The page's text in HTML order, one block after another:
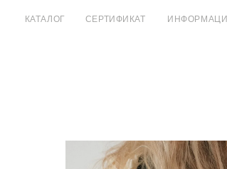
КАТАЛОГ СЕРТИФИКАТ ИНФОРМАЦИЯ